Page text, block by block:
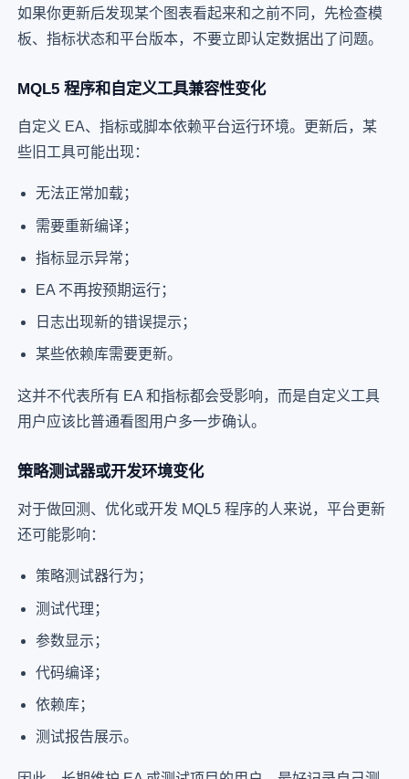
如果你更新后发现某个图表看起来和之前不同，先检查模
板、指标状态和平台版本，不要立即认定数据出了问题。
MQL5 程序和自定义工具兼容性变化
自定义 EA、指标或脚本依赖平台运行环境。更新后，某
些旧工具可能出现：
无法正常加载；
需要重新编译；
指标显示异常；
EA 不再按预期运行；
日志出现新的错误提示；
某些依赖库需要更新。
这并不代表所有 EA 和指标都会受影响，而是自定义工具
用户应该比普通看图用户多一步确认。
策略测试器或开发环境变化
对于做回测、优化或开发 MQL5 程序的人来说，平台更新
还可能影响：
策略测试器行为；
测试代理；
参数显示；
代码编译；
依赖库；
测试报告展示。